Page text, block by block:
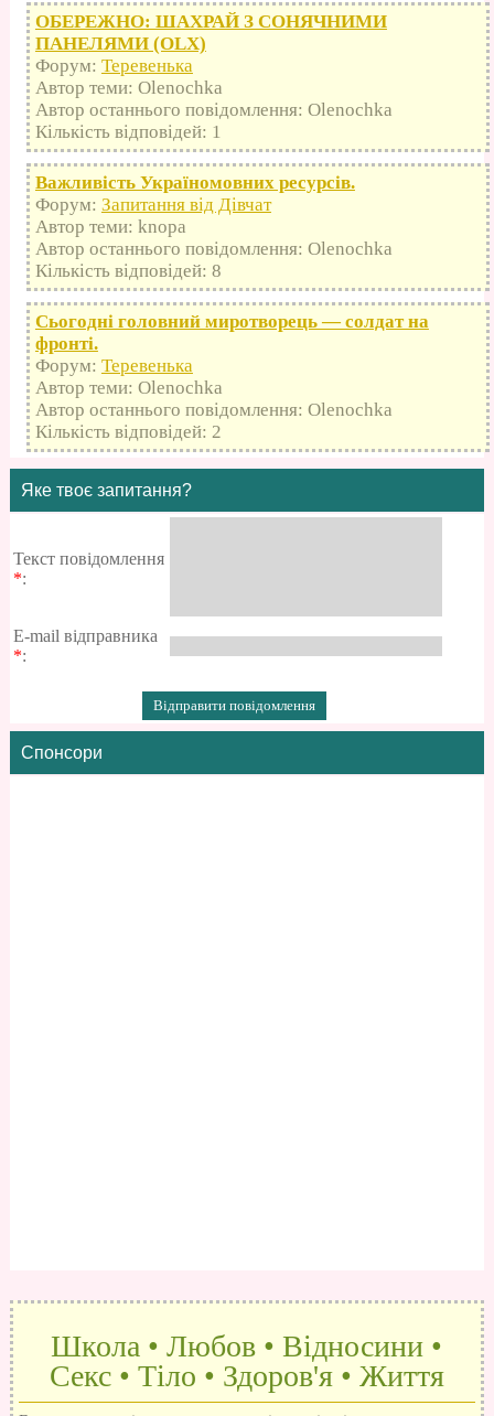
ОБЕРЕЖНО: ШАХРАЙ З СОНЯЧНИМИ
ПАНЕЛЯМИ (OLX)
Форум: Теревенька
Автор теми: Olenochka
Автор останнього повідомлення: Olenochka
Кількість відповідей: 1
Важливість Україномовних ресурсів.
Форум: Запитання від Дівчат
Автор теми: knopa
Автор останнього повідомлення: Olenochka
Кількість відповідей: 8
Сьогодні головний миротворець — солдат на
фронті.
Форум: Теревенька
Автор теми: Olenochka
Автор останнього повідомлення: Olenochka
Кількість відповідей: 2
Яке твоє запитання?
Текст повідомлення
*:
E-mail відправника
*:
Спонсори
Школа • Любов • Відносини •
Секс • Тіло • Здоров'я • Життя